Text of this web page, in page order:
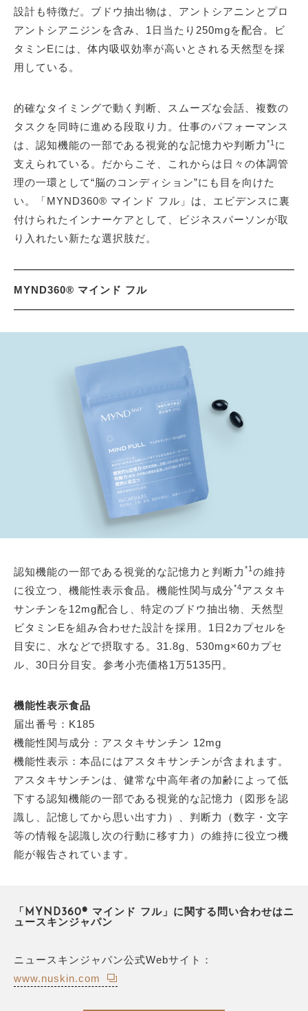
設計も特徴だ。ブドウ抽出物は、アントシアニンとプロ
アントシアニジンを含み、1日当たり250mgを配合。ビ
タミンEには、体内吸収効率が高いとされる天然型を採
用している。
的確なタイミングで動く判断、スムーズな会話、複数の
タスクを同時に進める段取り力。仕事のパフォーマンス
は、認知機能の一部である視覚的な記憶力や判断力 *1 に
支えられている。だからこそ、これからは日々の体調管
理の一環として“脳のコンディション”にも目を向けた
い。「MYND360® マインド フル」は、エビデンスに裏
付けられたインナーケアとして、ビジネスパーソンが取
り入れたい新たな選択肢だ。
MYND360® マインド フル
認知機能の一部である視覚的な記憶力と判断力 *1 の維持
に役立つ、機能性表示食品。機能性関与成分*4アスタキ
サンチンを12mg配合し、特定のブドウ抽出物、天然型
ビタミンEを組み合わせた設計を採用。1日2カプセルを
目安に、水などで摂取する。31.8g、530mg×60カプセ
ル、30日分目安。参考小売価格1万5135円。
機能性表示食品
届出番号：K185
機能性関与成分：アスタキサンチン 12mg
機能性表示：本品にはアスタキサンチンが含まれます。
アスタキサンチンは、健常な中高年者の加齢によって低
下する認知機能の一部である視覚的な記憶力（図形を認
識し、記憶してから思い出す力）、判断力（数字・文字
等の情報を認識し次の行動に移す力）の維持に役立つ機
能が報告されています。
「MYND360® マインド フル」に関する問い合わせはニ
ュースキンジャパン
ニュースキンジャパン公式Webサイト：
www.nuskin.com